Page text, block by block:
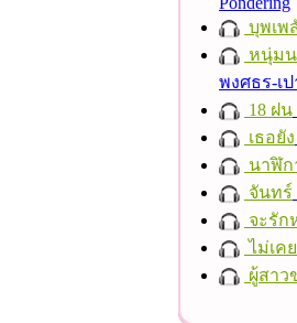
บุพเพ
หนุ่มน
พงศธร-เ
18 ฝน
เธอยัง
นาฬิก
จันทร์
จะรัก
ไม่เคย
ผู้สาว